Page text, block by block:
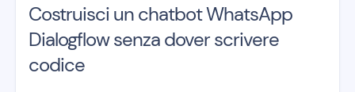
Costruisci un chatbot WhatsApp
Dialogflow senza dover scrivere
codice